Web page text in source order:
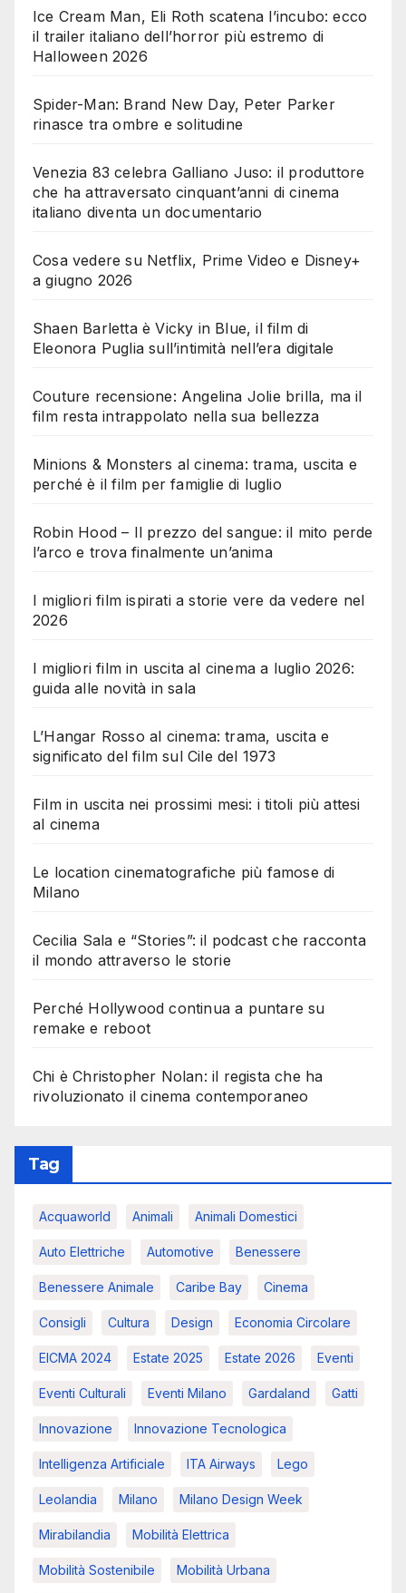
Ice Cream Man, Eli Roth scatena l’incubo: ecco
il trailer italiano dell’horror più estremo di
Halloween 2026
Spider-Man: Brand New Day, Peter Parker
rinasce tra ombre e solitudine
Venezia 83 celebra Galliano Juso: il produttore
che ha attraversato cinquant’anni di cinema
italiano diventa un documentario
Cosa vedere su Netflix, Prime Video e Disney+
a giugno 2026
Shaen Barletta è Vicky in Blue, il film di
Eleonora Puglia sull’intimità nell’era digitale
Couture recensione: Angelina Jolie brilla, ma il
film resta intrappolato nella sua bellezza
Minions & Monsters al cinema: trama, uscita e
perché è il film per famiglie di luglio
Robin Hood – Il prezzo del sangue: il mito perde
l’arco e trova finalmente un’anima
I migliori film ispirati a storie vere da vedere nel
2026
I migliori film in uscita al cinema a luglio 2026:
guida alle novità in sala
L’Hangar Rosso al cinema: trama, uscita e
significato del film sul Cile del 1973
Film in uscita nei prossimi mesi: i titoli più attesi
al cinema
Le location cinematografiche più famose di
Milano
Cecilia Sala e “Stories”: il podcast che racconta
il mondo attraverso le storie
Perché Hollywood continua a puntare su
remake e reboot
Chi è Christopher Nolan: il regista che ha
rivoluzionato il cinema contemporaneo
Tag
Acquaworld Animali Animali Domestici
Auto Elettriche Automotive Benessere
Benessere Animale Caribe Bay Cinema
Consigli Cultura Design Economia Circolare
EICMA 2024 Estate 2025 Estate 2026 Eventi
Eventi Culturali Eventi Milano Gardaland Gatti
Innovazione Innovazione Tecnologica
Intelligenza Artificiale ITA Airways Lego
Leolandia Milano Milano Design Week
Mirabilandia Mobilità Elettrica
Mobilità Sostenibile Mobilità Urbana